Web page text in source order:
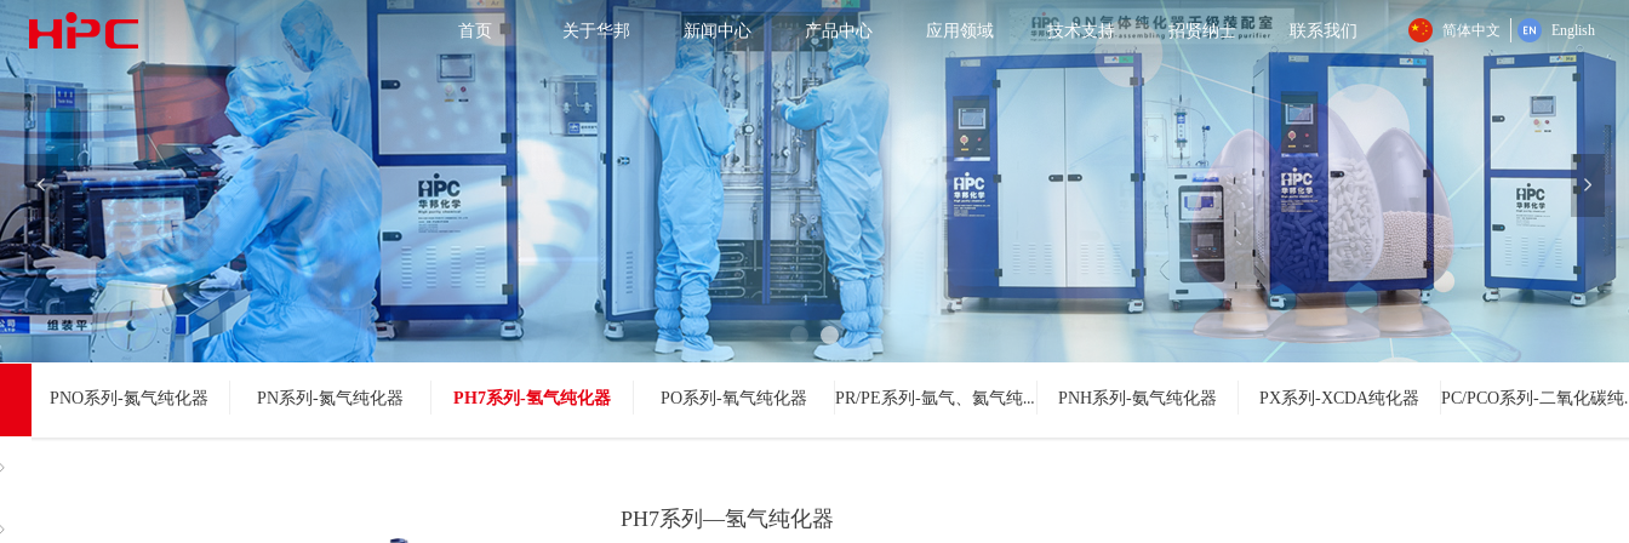
首页 关于华邦 新闻中心 产品中心 应用领域 技术支持 招贤纳士 联系我们 简体中文 English
넳 넲
PNO系列-氮气纯化器 PN系列-氮气纯化器 PH7系列-氢气纯化器 PO系列-氧气纯化器 PR/PE系列-氩气、氦气纯化器 PNH系列-氨气纯化器 PX系列-XCDA纯化器 PC/PCO
PH7系列—氢气纯化器